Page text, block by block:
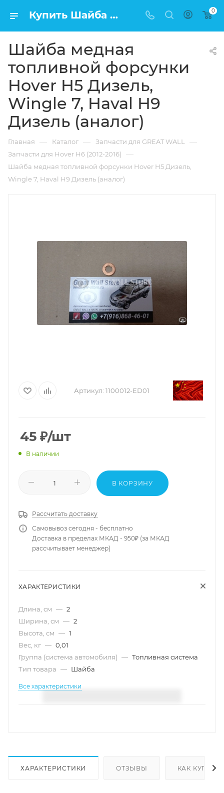
Купить Шайба медная топливной форсунки Hover H5 Дизель, Wingle 7, Haval H9 Дизель (аналог) в Москве по низкой цене 0
Шайба медная
топливной форсунки
Hover H5 Дизель,
Wingle 7, Haval H9
Дизель (аналог)
Главная — Каталог — Запчасти для GREAT WALL —
Запчасти для Hover H6 (2012-2016) —
Шайба медная топливной форсунки Hover H5 Дизель,
Wingle 7, Haval H9 Дизель (аналог)
Артикул: 1100012-ED01
45 ₽/шт
В наличии
В КОРЗИНУ
Рассчитать доставку
Самовывоз сегодня - бесплатно
Доставка в пределах МКАД - 950₽ (за МКАД
рассчитывает менеджер)
ХАРАКТЕРИСТИКИ
Длина, см — 2
Ширина, см — 2
Высота, см — 1
Вес, кг — 0,01
Группа (система автомобиля) — Топливная система
Тип товара — Шайба
Все характеристики
ХАРАКТЕРИСТИКИ ОТЗЫВЫ КАК КУПИТЬ